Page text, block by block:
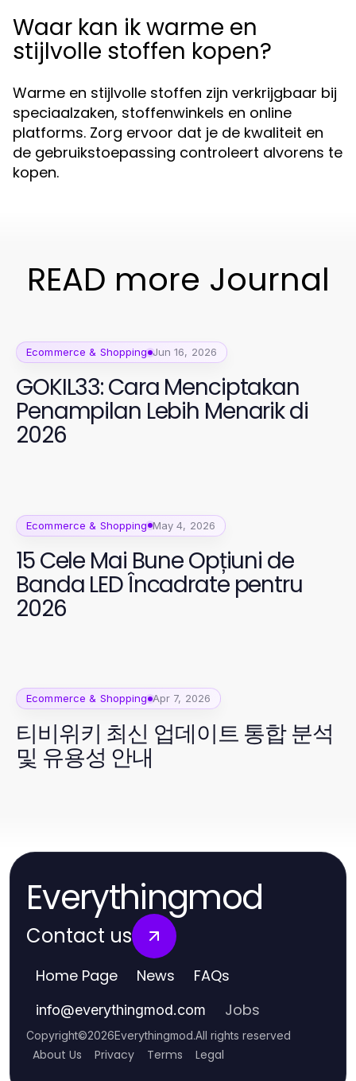
Waar kan ik warme en
stijlvolle stoffen kopen?
Warme en stijlvolle stoffen zijn verkrijgbaar bij
speciaalzaken, stoffenwinkels en online
platforms. Zorg ervoor dat je de kwaliteit en
de gebruikstoepassing controleert alvorens te
kopen.
READ more Journal
Ecommerce & Shopping Jun 16, 2026
GOKIL33: Cara Menciptakan
Penampilan Lebih Menarik di
2026
Ecommerce & Shopping May 4, 2026
15 Cele Mai Bune Opțiuni de
Banda LED Încadrate pentru
2026
Ecommerce & Shopping Apr 7, 2026
티비위키 최신 업데이트 통합 분석
및 유용성 안내
Everythingmod
Contact us
Home Page News FAQs
info@everythingmod.com Jobs
Copyright©2026Everythingmod.All rights reserved
About Us Privacy Terms Legal